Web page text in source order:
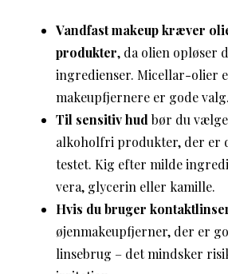
Vandfast makeup kræver
produkter, da olien opløser
ingredienser. Micellar-olier
makeupfjernere er gode valg.
Til sensitiv hud bør du
alkoholfri produkter, der er
testet. Kig efter milde
vera, glycerin eller kamille.
Hvis du bruger
øjenmakeupfjerner, der er
linsebrug – det mindsker